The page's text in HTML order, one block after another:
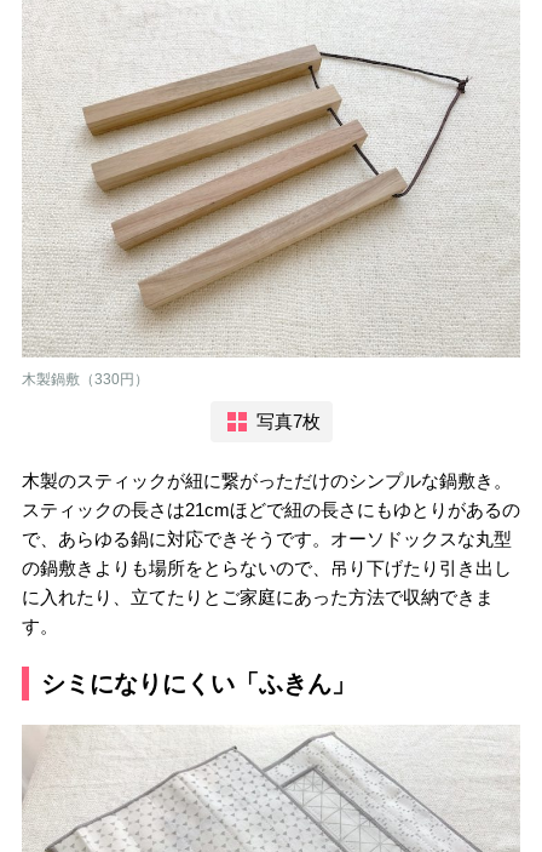
木製鍋敷（330円）
写真7枚
木製のスティックが紐に繋がっただけのシンプルな鍋敷き。
スティックの長さは21cmほどで紐の長さにもゆとりがあるの
で、あらゆる鍋に対応できそうです。オーソドックスな丸型
の鍋敷きよりも場所をとらないので、吊り下げたり引き出し
に入れたり、立てたりとご家庭にあった方法で収納できま
す。
シミになりにくい「ふきん」